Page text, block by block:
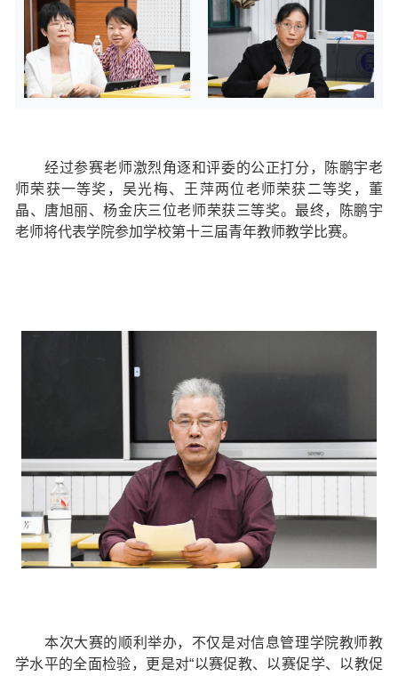
经过参赛老师激烈角逐和评委的公正打分，陈鹏宇老
师荣获一等奖，吴光梅、王萍两位老师荣获二等奖，董
晶、唐旭丽、杨金庆三位老师荣获三等奖。最终，陈鹏宇
老师将代表学院参加学校第十三届青年教师教学比赛。
本次大赛的顺利举办，不仅是对信息管理学院教师教
学水平的全面检验，更是对“以赛促教、以赛促学、以教促